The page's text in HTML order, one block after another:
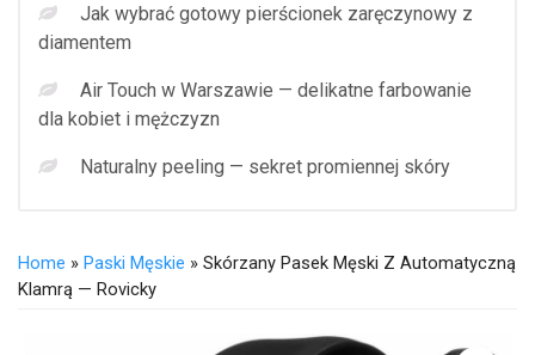
Jak wybrać gotowy pierścionek zaręczynowy z
diamentem
Air Touch w Warszawie — delikatne farbowanie
dla kobiet i mężczyzn
Naturalny peeling — sekret promiennej skóry
Home » Paski Męskie » Skórzany Pasek Męski Z Automatyczną
Klamrą — Rovicky